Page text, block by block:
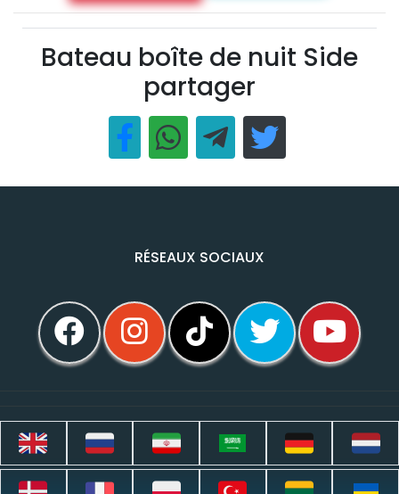
Bateau boîte de nuit Side
partager
RÉSEAUX SOCIAUX